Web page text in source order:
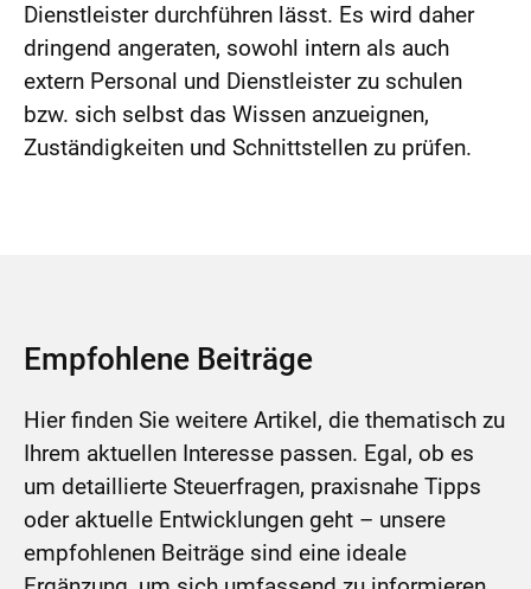
Dienstleister durchführen lässt. Es wird daher
dringend angeraten, sowohl intern als auch
extern Personal und Dienstleister zu schulen
bzw. sich selbst das Wissen anzueignen,
Zuständigkeiten und Schnittstellen zu prüfen.
Empfohlene Beiträge
Hier finden Sie weitere Artikel, die thematisch zu
Ihrem aktuellen Interesse passen. Egal, ob es
um detaillierte Steuerfragen, praxisnahe Tipps
oder aktuelle Entwicklungen geht – unsere
empfohlenen Beiträge sind eine ideale